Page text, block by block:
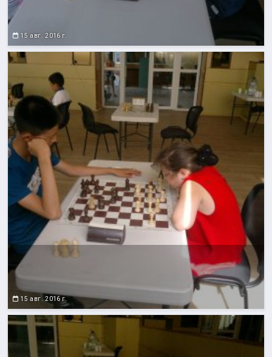
15 авг. 2016 г.
15 авг. 2016 г.